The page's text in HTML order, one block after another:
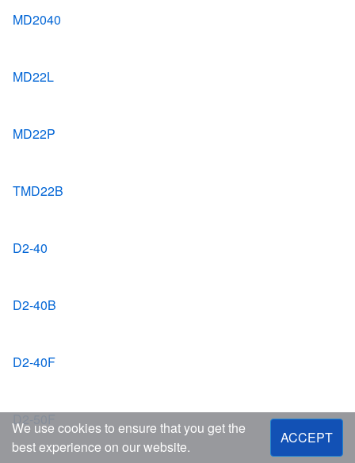
MD2040
MD22L
MD22P
TMD22B
D2-40
D2-40B
D2-40F
We use cookies to ensure that you get the
best experience on our website.
ACCEPT